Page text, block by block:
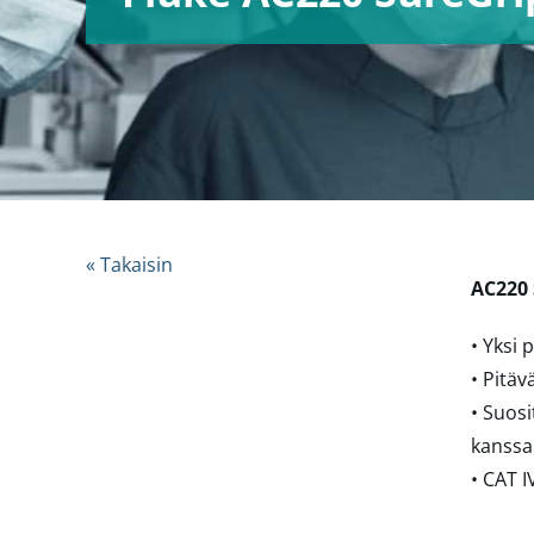
• Yksi
•
•
kanssa
• CAT
« Takaisin